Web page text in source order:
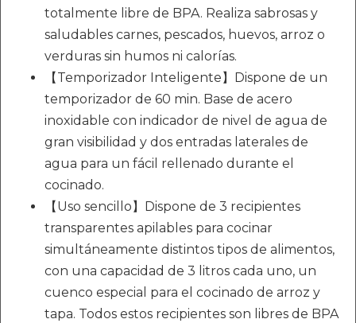
totalmente libre de BPA. Realiza sabrosas y
saludables carnes, pescados, huevos, arroz o
verduras sin humos ni calorías.
【Temporizador Inteligente】Dispone de un
temporizador de 60 min. Base de acero
inoxidable con indicador de nivel de agua de
gran visibilidad y dos entradas laterales de
agua para un fácil rellenado durante el
cocinado.
【Uso sencillo】Dispone de 3 recipientes
transparentes apilables para cocinar
simultáneamente distintos tipos de alimentos,
con una capacidad de 3 litros cada uno, un
cuenco especial para el cocinado de arroz y
tapa. Todos estos recipientes son libres de BPA